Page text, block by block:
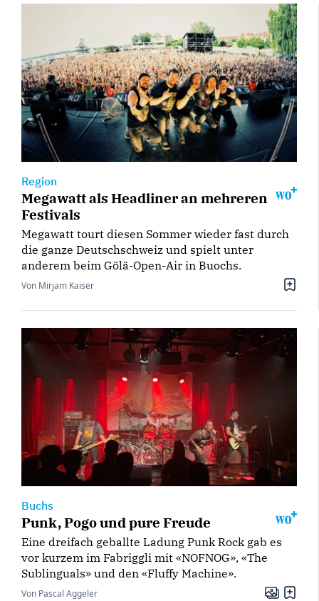
Region
Megawatt als Headliner an mehreren
Festivals
Megawatt tourt diesen Sommer wieder fast durch
die ganze Deutschschweiz und spielt unter
anderem beim Gölä-Open-Air in Buochs.
Von Mirjam Kaiser
Buchs
Punk, Pogo und pure Freude
Eine dreifach geballte Ladung Punk Rock gab es
vor kurzem im Fabriggli mit «NOFNOG», «The
Sublinguals» und den «Fluffy Machine».
Von Pascal Aggeler